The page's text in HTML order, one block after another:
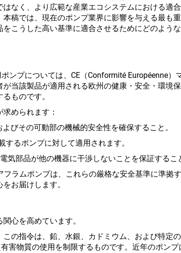
なく、より広範な産業エコシステムにおける適
稿では、現在のポンプ業界に影響を与える最も
こうした高い基準に適合させるためにどのよう
ンプについては、CE（Conformité Européenne）
当該製品が適用される欧州の健康・安全・環境
ものです。
められます：
びその可動部の機械的安全性を確保すること。
るポンプに対して適用されます。
気部品が他の機器に干渉しないことを保証するこ
ラムポンプは、これらの厳格な安全基準に準拠
お届けします。
心を高めています。
の指令は、鉛、水銀、カドミウム、および特定
害物質の使用を制限するものです。近年のポンプ